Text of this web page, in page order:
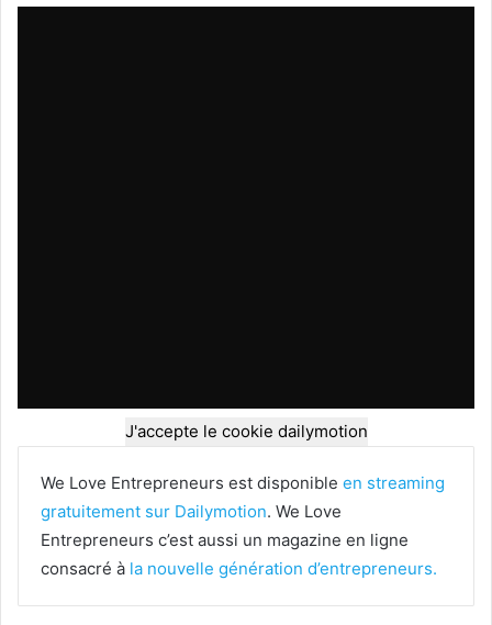
J'accepte le cookie dailymotion
We Love Entrepreneurs est disponible en streaming
gratuitement sur Dailymotion. We Love
Entrepreneurs c’est aussi un magazine en ligne
consacré à la nouvelle génération d’entrepreneurs.